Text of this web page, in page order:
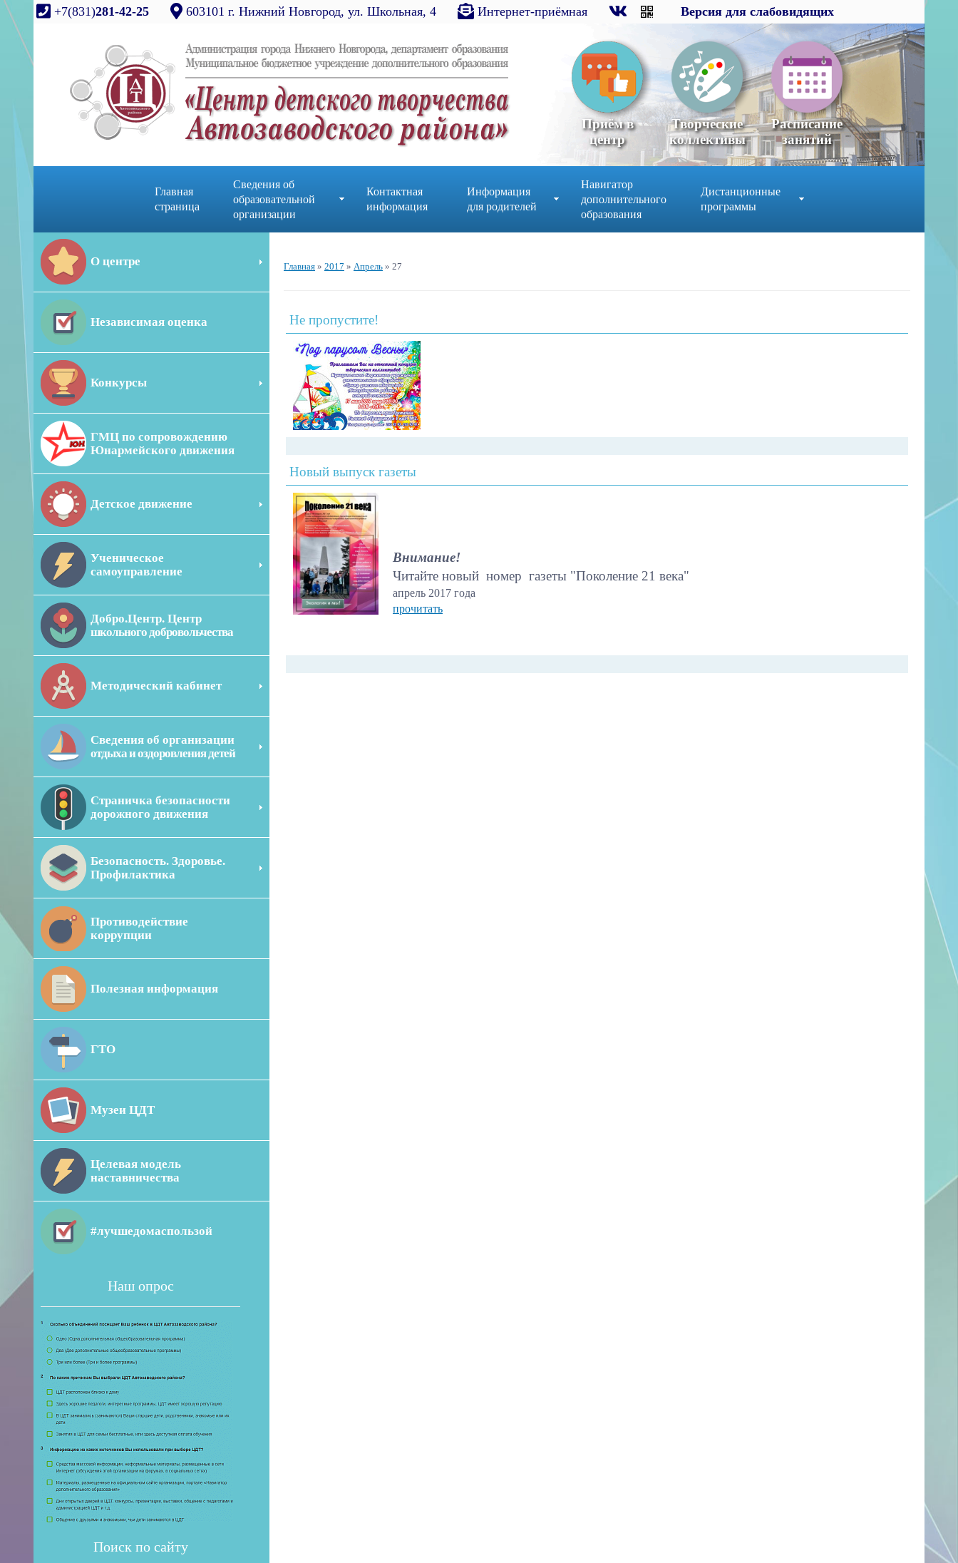
Версия для слабовидящих
+7(831)281-42-25 603101 г. Нижний Новгород, ул. Школьная, 4 Интернет-приёмная Версия для слабовидящих
×
Приём в
центр
Творческие
коллективы
Расписание
занятий
Главная
страница
Сведения об
образовательной
организации
Контактная
информация
Информация
для родителей
Навигатор
дополнительного
образования
Дистанционные
программы
О центре
Независимая оценка
Конкурсы
ГМЦ по сопровождению
Юнармейского движения
Детское движение
Ученическое
самоуправление
Добро.Центр. Центр
школьного добровольчества
Методический кабинет
Сведения об организации
отдыха и оздоровления детей
Страничка безопасности
дорожного движения
Безопасность. Здоровье.
Профилактика
Противодействие
коррупции
Полезная информация
ГТО
Музеи ЦДТ
Целевая модель
наставничества
#лучшедомаспользой
Наш опрос
x
Поиск по сайту
Главная » 2017 » Апрель » 27
Не пропустите!
Новый выпуск газеты
Внимание!
Читайте новый номер газеты "Поколение 21 века"
апрель 2017 года
прочитать